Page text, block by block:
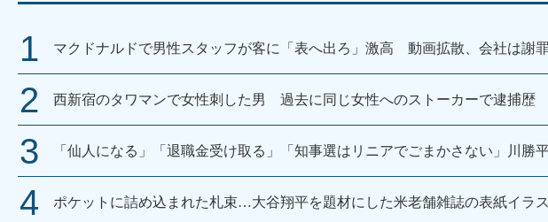
マクドナルドで男性スタッフが客に「表へ出ろ」激高 動画拡散、会社は謝
西新宿のタワマンで女性刺した男 過去に同じ女性へのストーカーで逮捕歴
「仙人になる」「退職金受け取る」「知事選はリニアでごまかさない」川勝
ポケットに詰め込まれた札束…大谷翔平を題材にした米老舗雑誌の表紙イラ